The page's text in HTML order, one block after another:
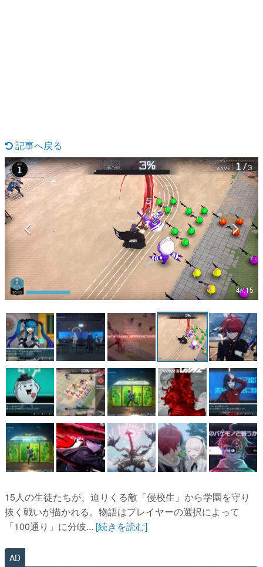
具体的な形から解き明かしていく、硬派で骨太な評論連載
です。
ゲームが変えた日本語
「経験値」「裏技」「ラスボス」… ゲームにまつわる言葉
の起源や用法の変遷を、コンピューター文化史研究家・タ
イニーP氏が徹底調査。
カテゴリ
特集記事
マンガ
女性向け
アプリレビュー
その他
電ファミニコゲーマーとは？
運営：株式会社マレ
記事へ戻る
4 / 15
15人の生徒たちが、迫りくる敵「侵校生」から学園を守り
抜く戦いが描かれる。物語はプレイヤーの選択によって
「100通り」に分岐... [続きを読む]
AD